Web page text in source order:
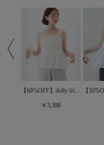
【60%OFF】dolly frill bustier～ﾄﾞｰﾘｰﾌﾘﾙﾋﾞｽﾁｪ
￥3,388